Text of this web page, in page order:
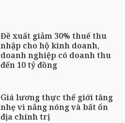
Đề xuất giảm 30% thuế thu
nhập cho hộ kinh doanh,
doanh nghiệp có doanh thu
đến 10 tỷ đồng
Giá lương thực thế giới tăng
nhẹ vì nắng nóng và bất ổn
địa chính trị